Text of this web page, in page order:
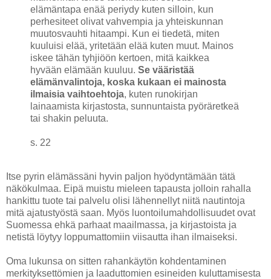
elämäntapa enää periydy kuten silloin, kun
perhesiteet olivat vahvempia ja yhteiskunnan
muutosvauhti hitaampi. Kun ei tiedetä, miten
kuuluisi elää, yritetään elää kuten muut. Mainos
iskee tähän tyhjiöön kertoen, mitä kaikkea
hyvään elämään kuuluu. Se vääristää
elämänvalintoja, koska kukaan ei mainosta
ilmaisia vaihtoehtoja, kuten runokirjan
lainaamista kirjastosta, sunnuntaista pyöräretkeä
tai shakin peluuta.
s. 22
Itse pyrin elämässäni hyvin paljon hyödyntämään tätä
näkökulmaa. Eipä muistu mieleen tapausta jolloin rahalla
hankittu tuote tai palvelu olisi lähennellyt niitä nautintoja
mitä ajatustyöstä saan. Myös luontoilumahdollisuudet ovat
Suomessa ehkä parhaat maailmassa, ja kirjastoista ja
netistä löytyy loppumattomiin viisautta ihan ilmaiseksi.
Oma lukunsa on sitten rahankäytön kohdentaminen
merkityksettömien ja laaduttomien esineiden kuluttamisesta